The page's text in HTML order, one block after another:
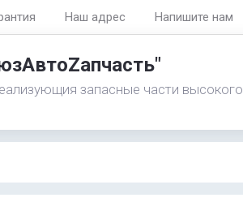
Наш адрес Напишите нам
запасные части высокого